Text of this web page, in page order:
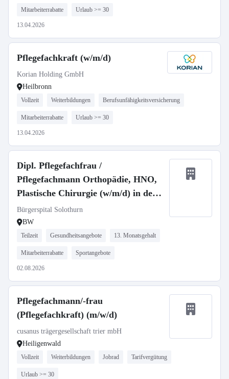
Mitarbeiterrabatte Urlaub >= 30
13.04.2026
Pflegefachkraft (w/m/d)
Korian Holding GmbH
Heilbronn
Vollzeit Weiterbildungen Berufsunfähigkeitsversicherung
Mitarbeiterrabatte Urlaub >= 30
13.04.2026
Dipl. Pflegefachfrau /
Pflegefachmann Orthopädie, HNO,
Plastische Chirurgie (w/m/d) in der
Schweiz
Bürgerspital Solothurn
BW
Teilzeit Gesundheitsangebote 13. Monatsgehalt
Mitarbeiterrabatte Sportangebote
02.08.2026
Pflegefachmann/-frau
(Pflegefachkraft) (m/w/d)
cusanus trägergesellschaft trier mbH
Heiligenwald
Vollzeit Weiterbildungen Jobrad Tarifvergütung
Urlaub >= 30